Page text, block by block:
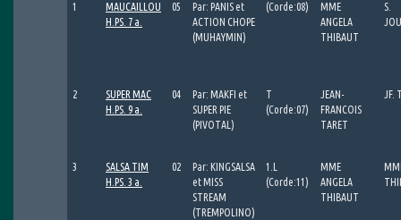
1
MAUCAILLOU
H.PS. 7 a.
05
Par: PANIS et
ACTION CHOPE
(MUHAYMIN)
(Corde:08)
MME
ANGELA
THIBAUT
S.
2
SUPER MAC
H.PS. 9 a.
04
Par: MAKFI et
SUPER PIE
(PIVOTAL)
T
(Corde:07)
JEAN-
FRANCOIS
TARET
JF.
3
SALSA TIM
H.PS. 3 a.
02
Par: KINGSALSA
et MISS
STREAM
(TREMPOLINO)
1.L
(Corde:11)
MME
ANGELA
THIBAUT